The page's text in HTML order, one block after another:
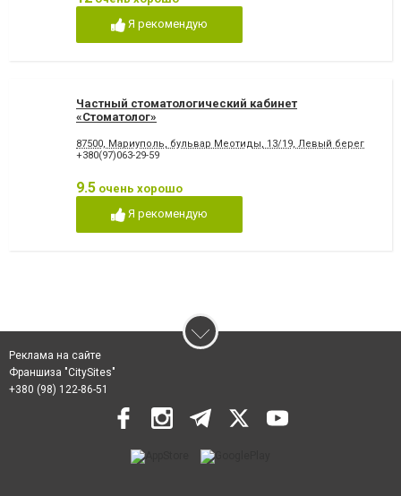
Я рекомендую
Частный стоматологический кабинет
«Стоматолог»
87500, Мариуполь, бульвар Меотиды, 13/19, Левый берег
+380(97)063-29-59
9.5 очень хорошо
Я рекомендую
Реклама на сайте
Франшиза "CitySites"
+380 (98) 122-86-51